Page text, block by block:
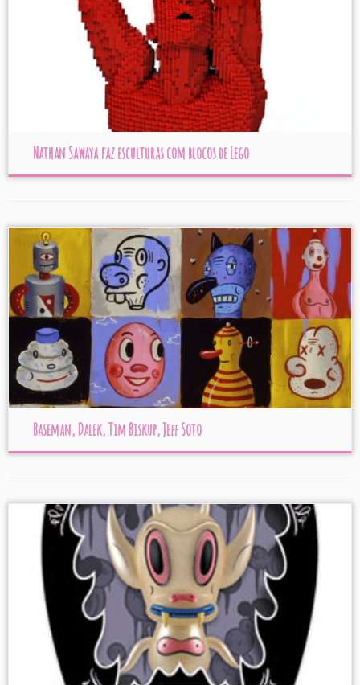
Nathan Sawaya faz esculturas com blocos de Lego
Baseman, Dalek, Tim Biskup, Jeff Soto